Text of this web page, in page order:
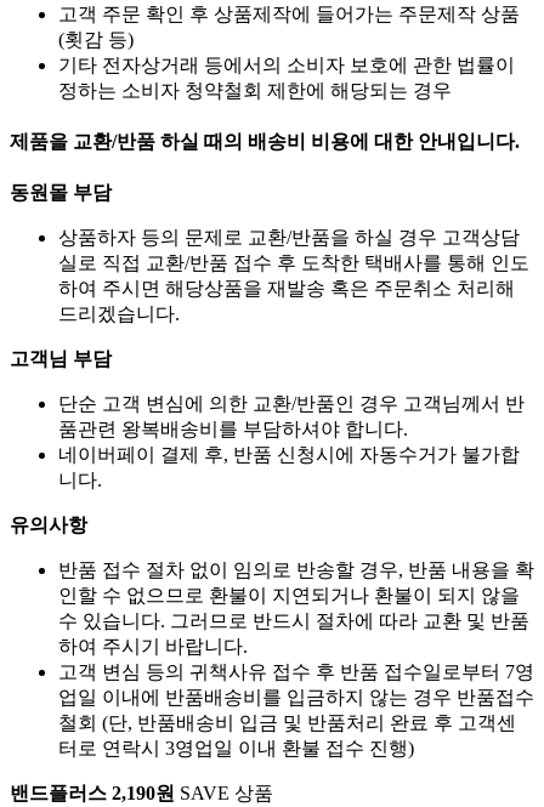
고객 주문 확인 후 상품제작에 들어가는 주문제작 상품
(횟감 등)
기타 전자상거래 등에서의 소비자 보호에 관한 법률이
정하는 소비자 청약철회 제한에 해당되는 경우
제품을 교환/반품 하실 때의 배송비 비용에 대한 안내입니다.
동원몰 부담
상품하자 등의 문제로 교환/반품을 하실 경우 고객상담
실로 직접 교환/반품 접수 후 도착한 택배사를 통해 인도
하여 주시면 해당상품을 재발송 혹은 주문취소 처리해
드리겠습니다.
고객님 부담
단순 고객 변심에 의한 교환/반품인 경우 고객님께서 반
품관련 왕복배송비를 부담하셔야 합니다.
네이버페이 결제 후, 반품 신청시에 자동수거가 불가합
니다.
유의사항
반품 접수 절차 없이 임의로 반송할 경우, 반품 내용을 확
인할 수 없으므로 환불이 지연되거나 환불이 되지 않을
수 있습니다. 그러므로 반드시 절차에 따라 교환 및 반품
하여 주시기 바랍니다.
고객 변심 등의 귀책사유 접수 후 반품 접수일로부터 7영
업일 이내에 반품배송비를 입금하지 않는 경우 반품접수
철회 (단, 반품배송비 입금 및 반품처리 완료 후 고객센
터로 연락시 3영업일 이내 환불 접수 진행)
밴드플러스 2,190원 SAVE 상품